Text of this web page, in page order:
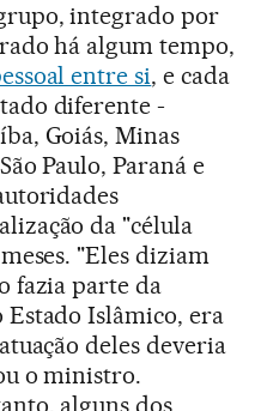
integrado por
há algum tempo,
entre si, e cada
diferente -
Goiás, Minas
Paulo, Paraná e
da "célula
"Eles diziam
fazia parte da
Estado Islâmico, era
deles deveria
o ministro.
alguns dos